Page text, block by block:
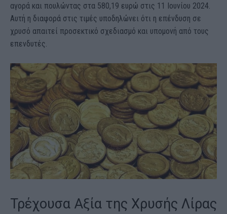
αγορά και πουλώντας στα 580,19 ευρώ στις 11 Ιουνίου 2024.
Αυτή η διαφορά στις τιμές υποδηλώνει ότι η επένδυση σε
χρυσό απαιτεί προσεκτικό σχεδιασμό και υπομονή από τους
επενδυτές.
Τρέχουσα Αξία της Χρυσής Λίρας